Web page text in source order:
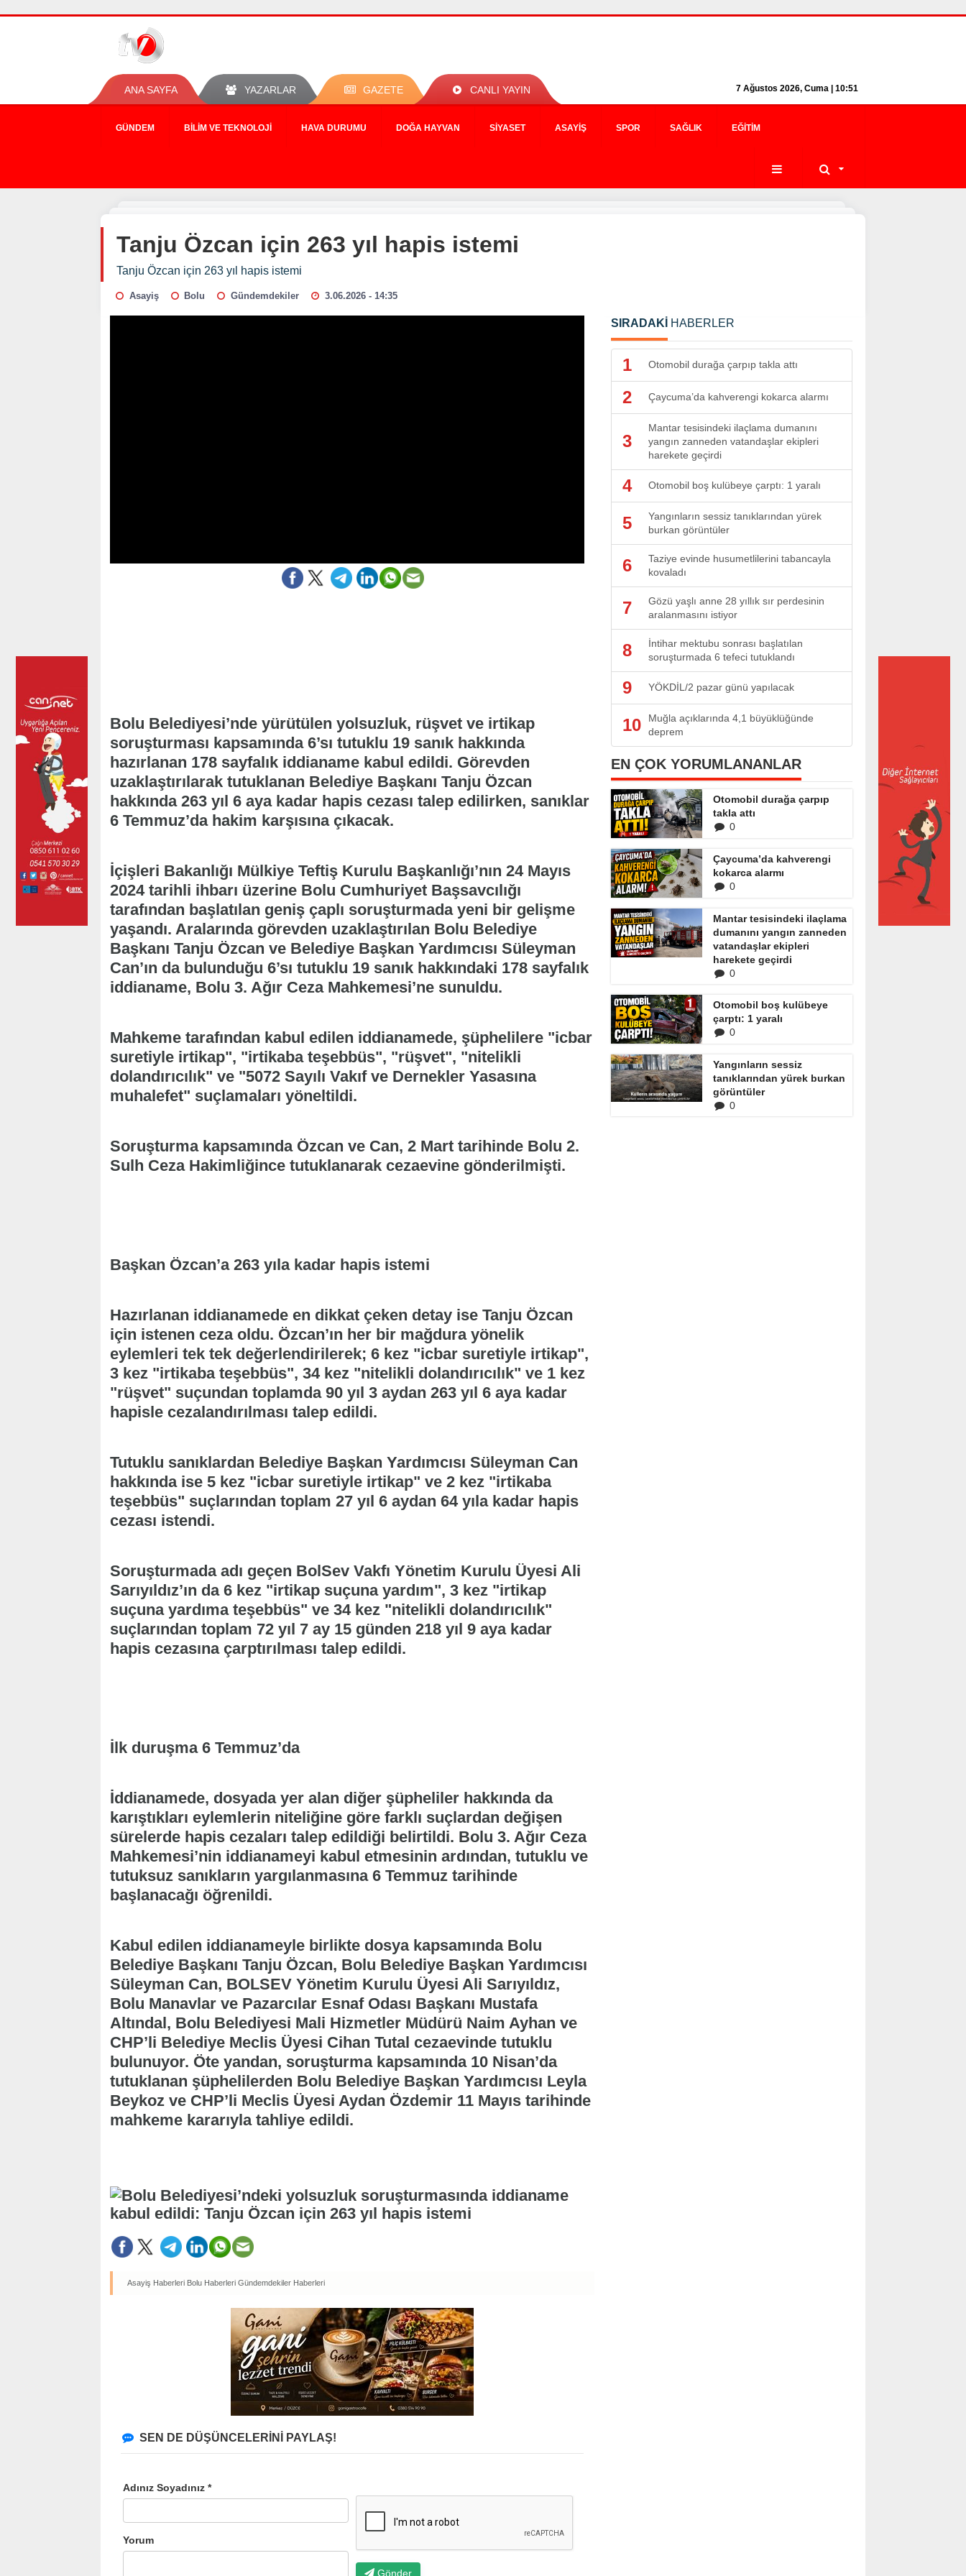
ANA SAYFA YAZARLAR GAZETE CANLI YAYIN 7 Ağustos 2026, Cuma | 10:51
GÜNDEM BILIM VE TEKNOLOJI HAVA DURUMU DOĞA HAYVAN SIYASET ASAYIŞ SPOR SAĞLIK EĞITIM
Tanju Özcan için 263 yıl hapis istemi
Tanju Özcan için 263 yıl hapis istemi
Asayiş Bolu Gündemdekiler 3.06.2026 - 14:35
Bolu Belediyesi’nde yürütülen yolsuzluk, rüşvet ve irtikap
soruşturması kapsamında 6’sı tutuklu 19 sanık hakkında
hazırlanan 178 sayfalık iddianame kabul edildi. Görevden
uzaklaştırılarak tutuklanan Belediye Başkanı Tanju Özcan
hakkında 263 yıl 6 aya kadar hapis cezası talep edilirken, sanıklar
6 Temmuz’da hakim karşısına çıkacak.
İçişleri Bakanlığı Mülkiye Teftiş Kurulu Başkanlığı’nın 24 Mayıs
2024 tarihli ihbarı üzerine Bolu Cumhuriyet Başsavcılığı
tarafından başlatılan geniş çaplı soruşturmada yeni bir gelişme
yaşandı. Aralarında görevden uzaklaştırılan Bolu Belediye
Başkanı Tanju Özcan ve Belediye Başkan Yardımcısı Süleyman
Can’ın da bulunduğu 6’sı tutuklu 19 sanık hakkındaki 178 sayfalık
iddianame, Bolu 3. Ağır Ceza Mahkemesi’ne sunuldu.
Mahkeme tarafından kabul edilen iddianamede, şüphelilere "icbar
suretiyle irtikap", "irtikaba teşebbüs", "rüşvet", "nitelikli
dolandırıcılık" ve "5072 Sayılı Vakıf ve Dernekler Yasasına
muhalefet" suçlamaları yöneltildi.
Soruşturma kapsamında Özcan ve Can, 2 Mart tarihinde Bolu 2.
Sulh Ceza Hakimliğince tutuklanarak cezaevine gönderilmişti.
Başkan Özcan’a 263 yıla kadar hapis istemi
Hazırlanan iddianamede en dikkat çeken detay ise Tanju Özcan
için istenen ceza oldu. Özcan’ın her bir mağdura yönelik
eylemleri tek tek değerlendirilerek; 6 kez "icbar suretiyle irtikap",
3 kez "irtikaba teşebbüs", 34 kez "nitelikli dolandırıcılık" ve 1 kez
"rüşvet" suçundan toplamda 90 yıl 3 aydan 263 yıl 6 aya kadar
hapisle cezalandırılması talep edildi.
Tutuklu sanıklardan Belediye Başkan Yardımcısı Süleyman Can
hakkında ise 5 kez "icbar suretiyle irtikap" ve 2 kez "irtikaba
teşebbüs" suçlarından toplam 27 yıl 6 aydan 64 yıla kadar hapis
cezası istendi.
Soruşturmada adı geçen BolSev Vakfı Yönetim Kurulu Üyesi Ali
Sarıyıldız’ın da 6 kez "irtikap suçuna yardım", 3 kez "irtikap
suçuna yardıma teşebbüs" ve 34 kez "nitelikli dolandırıcılık"
suçlarından toplam 72 yıl 7 ay 15 günden 218 yıl 9 aya kadar
hapis cezasına çarptırılması talep edildi.
İlk duruşma 6 Temmuz’da
İddianamede, dosyada yer alan diğer şüpheliler hakkında da
karıştıkları eylemlerin niteliğine göre farklı suçlardan değişen
sürelerde hapis cezaları talep edildiği belirtildi. Bolu 3. Ağır Ceza
Mahkemesi’nin iddianameyi kabul etmesinin ardından, tutuklu ve
tutuksuz sanıkların yargılanmasına 6 Temmuz tarihinde
başlanacağı öğrenildi.
Kabul edilen iddianameyle birlikte dosya kapsamında Bolu
Belediye Başkanı Tanju Özcan, Bolu Belediye Başkan Yardımcısı
Süleyman Can, BOLSEV Yönetim Kurulu Üyesi Ali Sarıyıldız,
Bolu Manavlar ve Pazarcılar Esnaf Odası Başkanı Mustafa
Altındal, Bolu Belediyesi Mali Hizmetler Müdürü Naim Ayhan ve
CHP’li Belediye Meclis Üyesi Cihan Tutal cezaevinde tutuklu
bulunuyor. Öte yandan, soruşturma kapsamında 10 Nisan’da
tutuklanan şüphelilerden Bolu Belediye Başkan Yardımcısı Leyla
Beykoz ve CHP’li Meclis Üyesi Aydan Özdemir 11 Mayıs tarihinde
mahkeme kararıyla tahliye edildi.
Asayiş Haberleri Bolu Haberleri Gündemdekiler Haberleri
SEN DE DÜŞÜNCELERİNİ PAYLAŞ!
Adınız Soyadınız *
Yorum
Gönder
SIRADAKİ HABERLER
1 Otomobil durağa çarpıp takla attı
2 Çaycuma’da kahverengi kokarca alarmı
3
Mantar tesisindeki ilaçlama dumanını
yangın zanneden vatandaşlar ekipleri
harekete geçirdi
4 Otomobil boş kulübeye çarptı: 1 yaralı
5
Yangınların sessiz tanıklarından yürek
burkan görüntüler
6
Taziye evinde husumetlilerini tabancayla
kovaladı
7
Gözü yaşlı anne 28 yıllık sır perdesinin
aralanmasını istiyor
8
İntihar mektubu sonrası başlatılan
soruşturmada 6 tefeci tutuklandı
9 YÖKDİL/2 pazar günü yapılacak
10
Muğla açıklarında 4,1 büyüklüğünde
deprem
EN ÇOK YORUMLANANLAR
Otomobil durağa çarpıp
takla attı
0
Çaycuma’da kahverengi
kokarca alarmı
0
Mantar tesisindeki ilaçlama
dumanını yangın zanneden
vatandaşlar ekipleri
harekete geçirdi
0
Otomobil boş kulübeye
çarptı: 1 yaralı
0
Yangınların sessiz
tanıklarından yürek burkan
görüntüler
0